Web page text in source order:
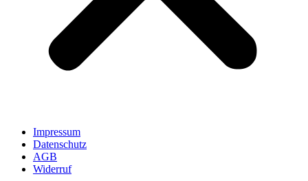
Impressum
Datenschutz
AGB
Widerruf